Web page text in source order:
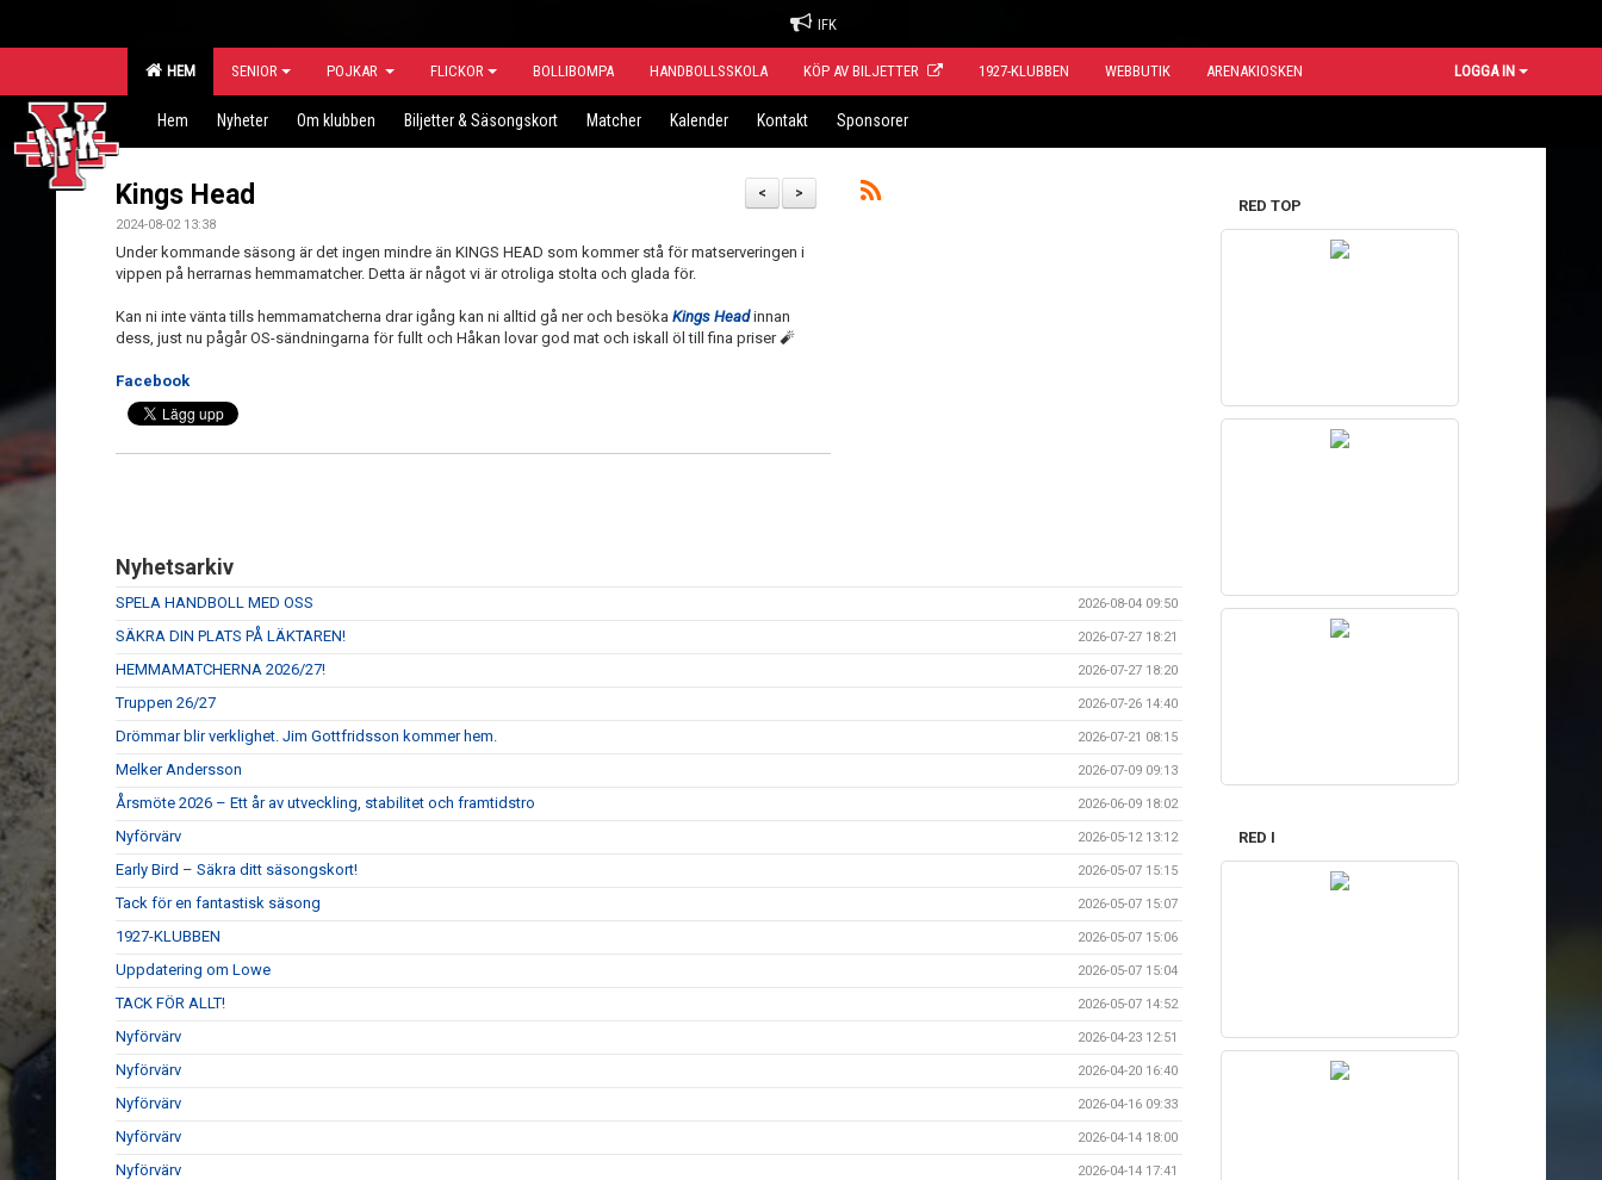
IFK
HEM SENIOR POJKAR FLICKOR BOLLIBOMPA HANDBOLLSSKOLA KÖP AV BILJETTER 1927-KLUBBEN WEBBUTIK ARENAKIOSKEN LOGGA IN
Hem Nyheter Om klubben Biljetter & Säsongskort Matcher Kalender Kontakt Sponsorer
>
<
Kings Head
2024-08-02 13:38
Under kommande säsong är det ingen mindre än KINGS HEAD som kommer stå för matserveringen i
vippen på herrarnas hemmamatcher. Detta är något vi är otroliga stolta och glada för.
Kan ni inte vänta tills hemmamatcherna drar igång kan ni alltid gå ner och besöka Kings Headinnan
dess, just nu pågår OS-sändningarna för fullt och Håkan lovar god mat och iskall öl till fina priser 🧨
Facebook
Nyhetsarkiv
SPELA HANDBOLL MED OSS 2026-08-04 09:50
SÄKRA DIN PLATS PÅ LÄKTAREN! 2026-07-27 18:21
HEMMAMATCHERNA 2026/27! 2026-07-27 18:20
Truppen 26/27 2026-07-26 14:40
Drömmar blir verklighet. Jim Gottfridsson kommer hem. 2026-07-21 08:15
Melker Andersson 2026-07-09 09:13
Årsmöte 2026 – Ett år av utveckling, stabilitet och framtidstro 2026-06-09 18:02
Nyförvärv 2026-05-12 13:12
Early Bird – Säkra ditt säsongskort! 2026-05-07 15:15
Tack för en fantastisk säsong 2026-05-07 15:07
1927-KLUBBEN 2026-05-07 15:06
Uppdatering om Lowe 2026-05-07 15:04
TACK FÖR ALLT! 2026-05-07 14:52
Nyförvärv 2026-04-23 12:51
Nyförvärv 2026-04-20 16:40
Nyförvärv 2026-04-16 09:33
Nyförvärv 2026-04-14 18:00
Nyförvärv 2026-04-14 17:41
RED TOP
RED I